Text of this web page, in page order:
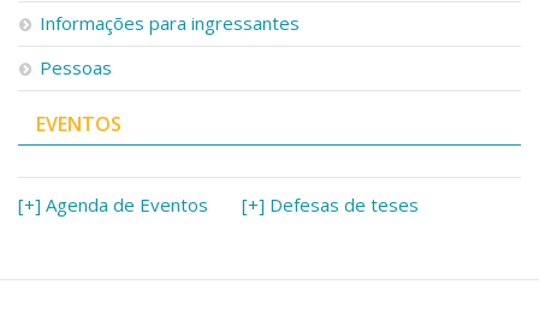
Defesa de Teses
Informações para ingressantes
Pessoas
EVENTOS
[+] Agenda de Eventos [+] Defesas de teses